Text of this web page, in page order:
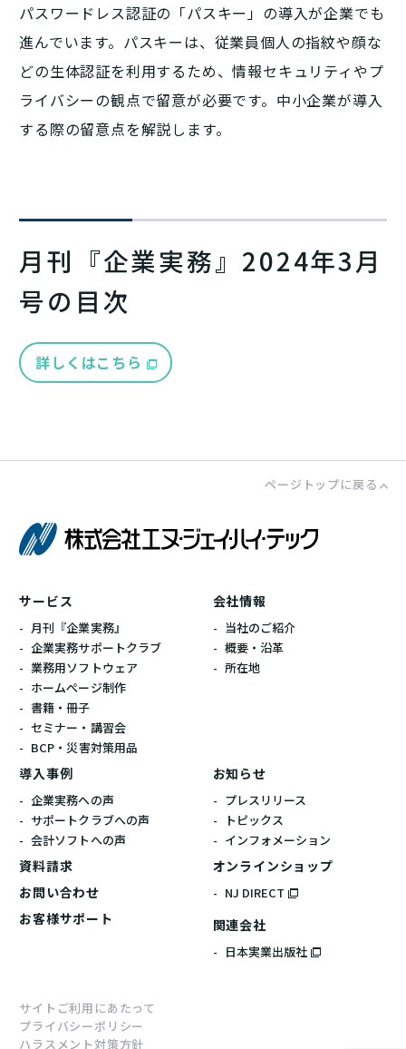
パスワードレス認証の「パスキー」の導入が企業でも
進んでいます。パスキーは、従業員個人の指紋や顔な
どの生体認証を利用するため、情報セキュリティやプ
ライバシーの観点で留意が必要です。中小企業が導入
する際の留意点を解説します。
月刊『企業実務』2024年3月
号の目次
詳しくはこちら
ページトップに戻る
サービス
月刊『企業実務』
企業実務サポートクラブ
業務用ソフトウェア
ホームぺージ制作
書籍・冊子
セミナー・講習会
BCP・災害対策用品
会社情報
当社のご紹介
概要・沿革
所在地
導入事例
企業実務への声
サポートクラブへの声
会計ソフトへの声
お知らせ
プレスリリース
トピックス
インフォメーション
資料請求
お問い合わせ
お客様サポート
オンラインショップ
NJ DIRECT
関連会社
日本実業出版社
サイトご利用にあたって
プライバシーポリシー
ハラスメント対策方針